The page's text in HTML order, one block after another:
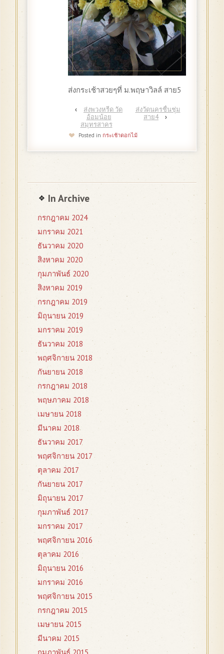
ส่งกระเช้าสวยๆที่ ม.พฤษาวิลล์ สาย5
‹
ส่งพวงหรีด วัด
อ้อมน้อย
สมุทรสาคร
ส่งวัดนครชื่นชุ่ม
สาย4
›
Posted in กระเช้าดอกไม้
In Archive
กรกฎาคม 2024
มกราคม 2021
ธันวาคม 2020
สิงหาคม 2020
กุมภาพันธ์ 2020
สิงหาคม 2019
กรกฎาคม 2019
มิถุนายน 2019
มกราคม 2019
ธันวาคม 2018
พฤศจิกายน 2018
กันยายน 2018
กรกฎาคม 2018
พฤษภาคม 2018
เมษายน 2018
มีนาคม 2018
ธันวาคม 2017
พฤศจิกายน 2017
ตุลาคม 2017
กันยายน 2017
มิถุนายน 2017
กุมภาพันธ์ 2017
มกราคม 2017
พฤศจิกายน 2016
ตุลาคม 2016
มิถุนายน 2016
มกราคม 2016
พฤศจิกายน 2015
กรกฎาคม 2015
เมษายน 2015
มีนาคม 2015